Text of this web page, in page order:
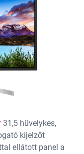
31,5 hüvelykes,
kijelzőt
ellátott panel a